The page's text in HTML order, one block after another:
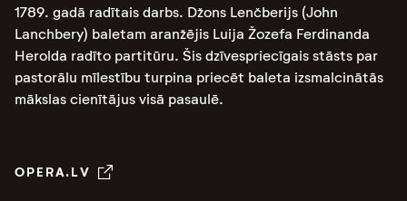
1789. gadā radītais darbs. Džons Lenčberijs (John
Lanchbery) baletam aranžējis Luija Žozefa Ferdinanda
Herolda radīto partitūru. Šis dzīvespriecīgais stāsts par
pastorālu mīlestību turpina priecēt baleta izsmalcinātās
mākslas cienītājus visā pasaulē.
OPERA.LV